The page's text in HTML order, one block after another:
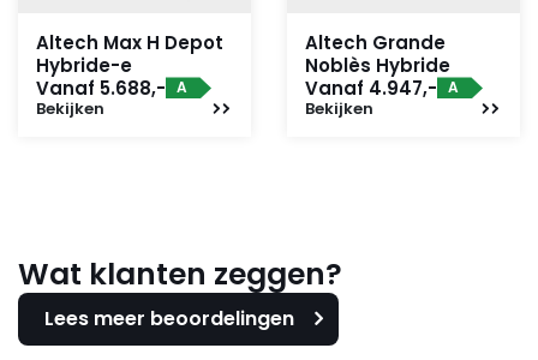
Altech Max H Depot
Hybride-e
Vanaf 5.688,- A
Bekijken
Altech Grande
Noblès Hybride
Vanaf 4.947,- A
Bekijken
Wat klanten zeggen?
Lees meer beoordelingen